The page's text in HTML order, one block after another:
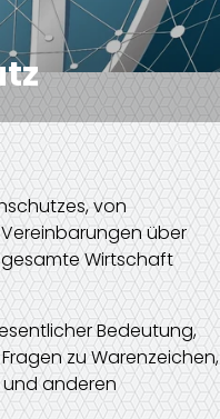
von
über
Wirtschaft
Bedeutung,
zu Warenzeichen,
anderen